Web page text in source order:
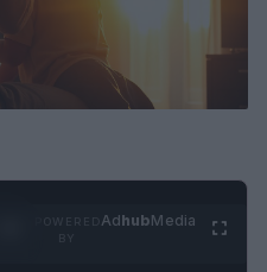
AdhubMedia